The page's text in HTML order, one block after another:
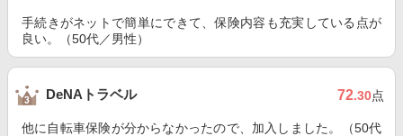
手続きがネットで簡単にできて、保険内容も充実している点が
良い。（50代／男性）
DeNAトラベル 72.30点
他に自転車保険が分からなかったので、加入しました。（50代